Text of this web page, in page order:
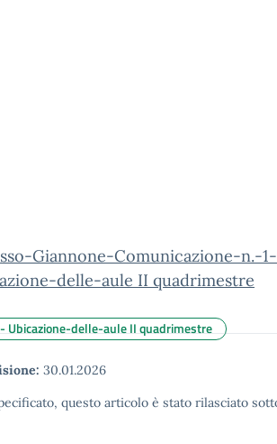
Giannone-Comunicazione-n.-
delle-aule II quadrimestre
30.01.2026
questo articolo è stato rilasciato
delle-aule II quadrimestre